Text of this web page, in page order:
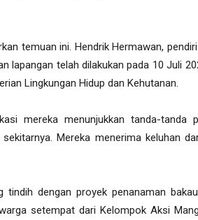
temuan ini. Hendrik Hermawan,
lapangan telah dilakukan pada 10 Juli
Lingkungan Hidup dan Kehutanan.
mereka menunjukkan tanda-tanda
Mereka menerima keluhan
tindih dengan proyek penanaman
setempat dari Kelompok Aksi